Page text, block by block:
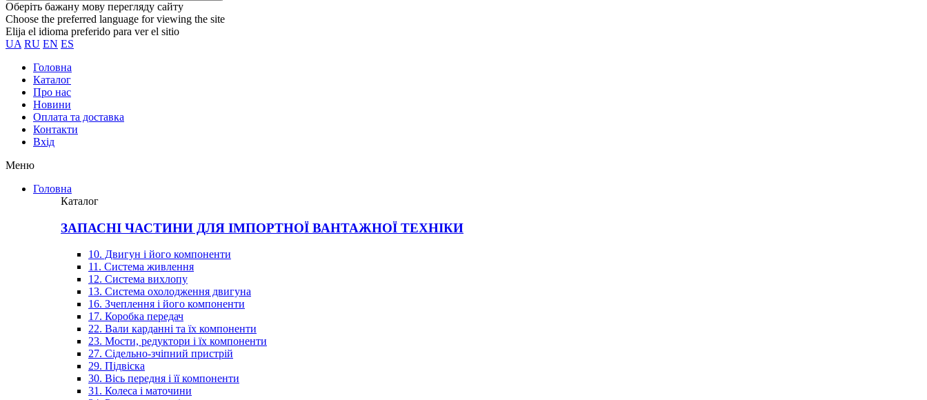
Оберіть бажану мову перегляду сайту
Choose the preferred language for viewing the site
Elija el idioma preferido para ver el sitio
UA RU EN ES
Головна
Каталог
Про нас
Новини
Оплата та доставка
Контакти
Вхiд
Меню
Головна
Каталог
ЗАПАСНІ ЧАСТИНИ ДЛЯ ІМПОРТНОЇ ВАНТАЖНОЇ ТЕХНІКИ
10. Двигун і його компоненти
11. Система живлення
12. Система вихлопу
13. Система охолодження двигуна
16. Зчеплення і його компоненти
17. Коробка передач
22. Вали карданні та їх компоненти
23. Мости, редуктори і їх компоненти
27. Сідельно-зчіпний пристрій
29. Підвіска
30. Вісь передня і її компоненти
31. Колеса і маточини